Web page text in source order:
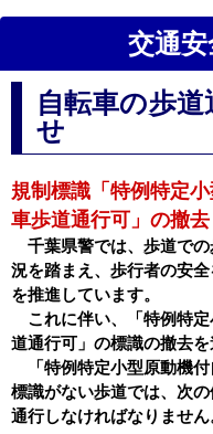
交通
自転車の歩
せ
規制標識「特例特定
車歩道通行可」の撤去
千葉県警では、歩道での
況を踏まえ、歩行者の安
を推進しています。
これに伴い、「特例特定
道通行可」の標識の撤去を
「特例特定小型原動機付
標識がない歩道では、次
通行しなければなりません